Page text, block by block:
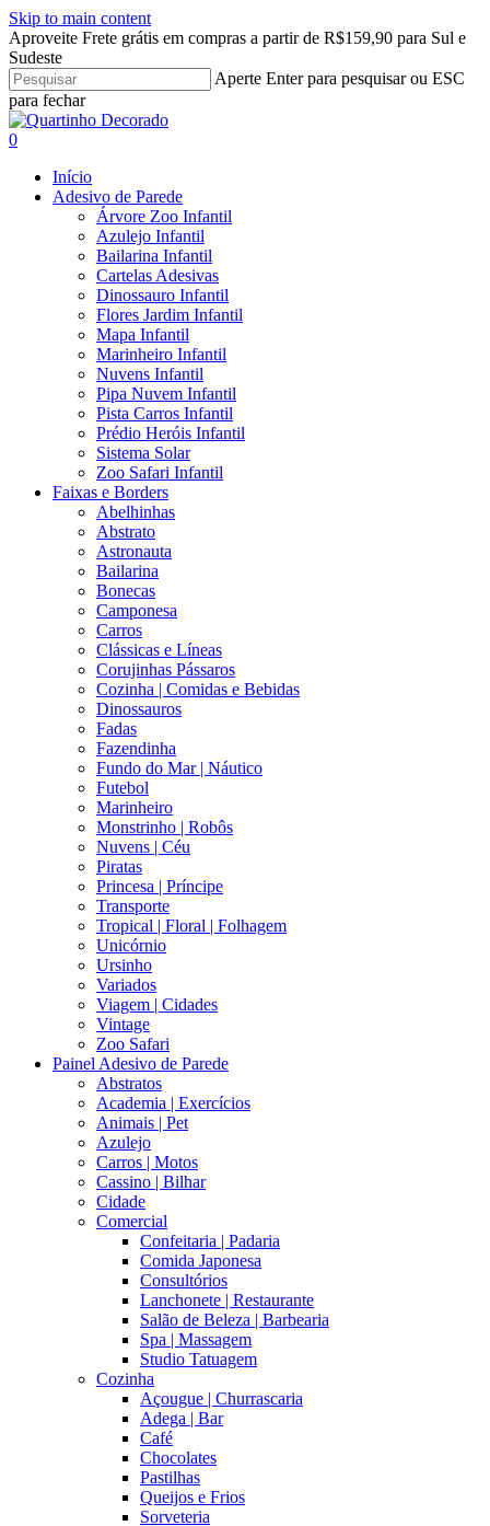
Skip to main content
Aproveite Frete grátis em compras a partir de R$159,90 para Sul e
Sudeste
Aperte Enter para pesquisar ou ESC
para fechar
Close
Search
search
account
0
Início
Adesivo de Parede
Árvore Zoo Infantil
Azulejo Infantil
Bailarina Infantil
Cartelas Adesivas
Dinossauro Infantil
Flores Jardim Infantil
Mapa Infantil
Marinheiro Infantil
Nuvens Infantil
Pipa Nuvem Infantil
Pista Carros Infantil
Prédio Heróis Infantil
Sistema Solar
Zoo Safari Infantil
Faixas e Borders
Abelhinhas
Abstrato
Astronauta
Bailarina
Bonecas
Camponesa
Carros
Clássicas e Líneas
Corujinhas Pássaros
Cozinha | Comidas e Bebidas
Dinossauros
Fadas
Fazendinha
Fundo do Mar | Náutico
Futebol
Marinheiro
Monstrinho | Robôs
Nuvens | Céu
Piratas
Princesa | Príncipe
Transporte
Tropical | Floral | Folhagem
Unicórnio
Ursinho
Variados
Viagem | Cidades
Vintage
Zoo Safari
Painel Adesivo de Parede
Abstratos
Academia | Exercícios
Animais | Pet
Azulejo
Carros | Motos
Cassino | Bilhar
Cidade
Comercial
Confeitaria | Padaria
Comida Japonesa
Consultórios
Lanchonete | Restaurante
Salão de Beleza | Barbearia
Spa | Massagem
Studio Tatuagem
Cozinha
Açougue | Churrascaria
Adega | Bar
Café
Chocolates
Pastilhas
Queijos e Frios
Sorveteria